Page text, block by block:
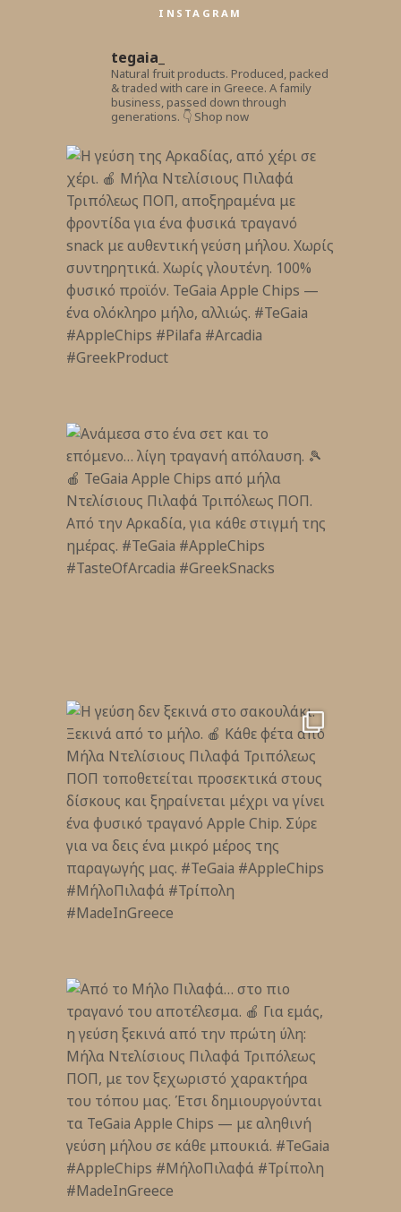
INSTAGRAM
tegaia_
Natural fruit products. Produced, packed
& traded with care in Greece. A family
business, passed down through
generations. 👇 Shop now